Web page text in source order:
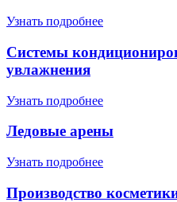
Узнать подробнее
Системы
увлажнения
Узнать подробнее
Ледовые арены
Узнать подробнее
Производство